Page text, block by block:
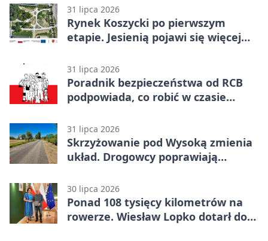
31 lipca 2026
Rynek Koszycki po pierwszym
etapie. Jesienią pojawi się więcej
31 lipca 2026
Poradnik bezpieczeństwa od RCB
podpowiada, co robić w czasie
31 lipca 2026
Skrzyżowanie pod Wysoką zmienia
układ. Drogowcy poprawiają
30 lipca 2026
Ponad 108 tysięcy kilometrów na
rowerze. Wiesław Lopko dotarł do